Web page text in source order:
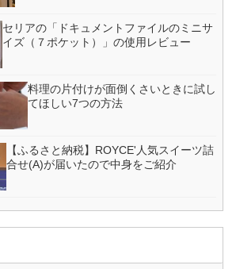
セリアの「ドキュメントファイルのミニサ
イズ（７ポケット）」の使用レビュー
料理の片付けが面倒くさいときに試し
てほしい7つの方法
【ふるさと納税】ROYCE'人気スイーツ詰
合せ(A)が届いたので中身をご紹介